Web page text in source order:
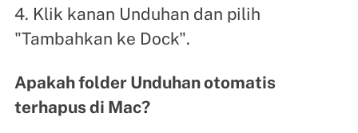
4. Klik kanan Unduhan dan pilih
"Tambahkan ke Dock".
Apakah folder Unduhan otomatis
terhapus di Mac?